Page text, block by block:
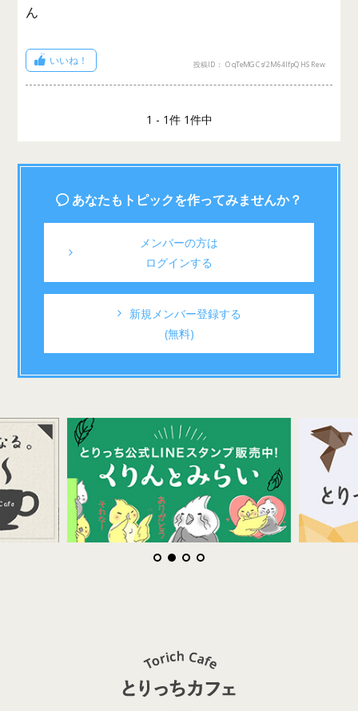
ん
いいね！ 投稿ID： OqTeMGCs/2M64lfpQHSRew
1 - 1件 1件中
あなたもトピックを作ってみませんか？
メンバーの方は
ログインする
新規メンバー登録する
(無料)